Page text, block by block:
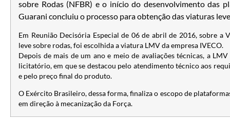
sobre Rodas (NFBR) e o início do desenvolvimento das
Guarani concluiu o processo para obtenção das viaturas
Em Reunião Decisória Especial de 06 de abril de 2016, sobre a
leve sobre rodas, foi escolhida a viatura LMV da empresa IVECO.
Depois de mais de um ano e meio de avaliações técnicas, a
licitatório, em que se destacou pelo atendimento técnico aos
e pelo preço final do produto.
O Exército Brasileiro, dessa forma, finaliza o escopo de
em direção à mecanização da Força.